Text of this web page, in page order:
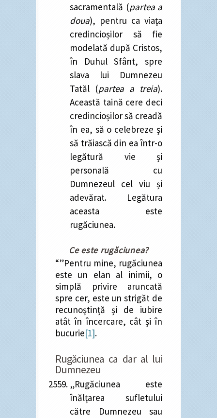
sacramentală (partea a
doua), pentru ca viața
credincioșilor să fie
modelată după Cristos,
în Duhul Sfânt, spre
slava lui Dumnezeu
Tatăl (partea a treia).
Această taină cere deci
credincioșilor să creadă
în ea, să o celebreze și
să trăiască din ea într-o
legătură vie și
personală cu
Dumnezeul cel viu și
adevărat. Legătura
aceasta este
rugăciunea.
Ce este rugăciunea?
“”Pentru mine, rugăciunea
este un elan al inimii, o
simplă privire aruncată
spre cer, este un strigăt de
recunoștință și de iubire
atât în încercare, cât și în
bucurie[1].
Rugăciunea ca dar al lui
Dumnezeu
„Rugăciunea este
înălțarea sufletului
către Dumnezeu sau